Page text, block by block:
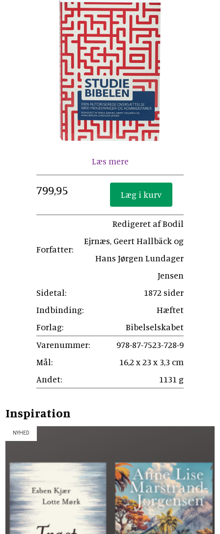
Læs mere
799,95
Forfatter:
Redigeret af Bodil
Ejrnæs, Geert Hallbäck og
Hans Jørgen Lundager
Jensen
Sidetal:
1872 sider
Indbinding:
Hæftet
Forlag:
Bibelselskabet
Varenummer:
978-87-7523-728-9
Mål:
16,2 x 23 x 3,3 cm
Andet:
1131 g
Inspiration
NYHED